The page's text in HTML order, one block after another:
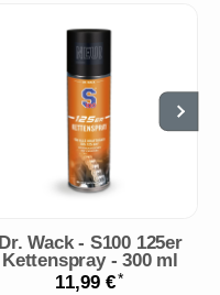
Dr. Wack - S100 125er
Kettenspray - 300 ml
11,99 €*